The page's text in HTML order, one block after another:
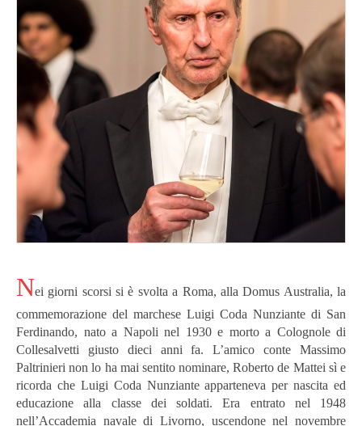
Nei giorni scorsi si è svolta a Roma, alla Domus Australia, la
commemorazione del marchese Luigi Coda Nunziante di San
Ferdinando, nato a Napoli nel 1930 e morto a Colognole di
Collesalvetti giusto dieci anni fa. L’amico conte Massimo
Paltrinieri non lo ha mai sentito nominare, Roberto de Mattei sì e
ricorda che Luigi Coda Nunziante apparteneva per nascita ed
educazione alla classe dei soldati. Era entrato nel 1948
nell’Accademia navale di Livorno, uscendone nel novembre